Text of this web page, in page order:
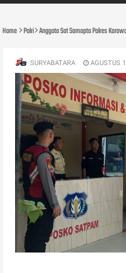
Home Polri Anggota Sat Samapta Polres
SURYABATARA AGUSTUS